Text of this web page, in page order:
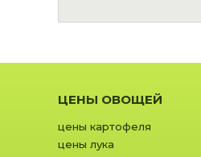
ЦЕНЫ ОВОЩЕЙ
цены картофеля
цены лука